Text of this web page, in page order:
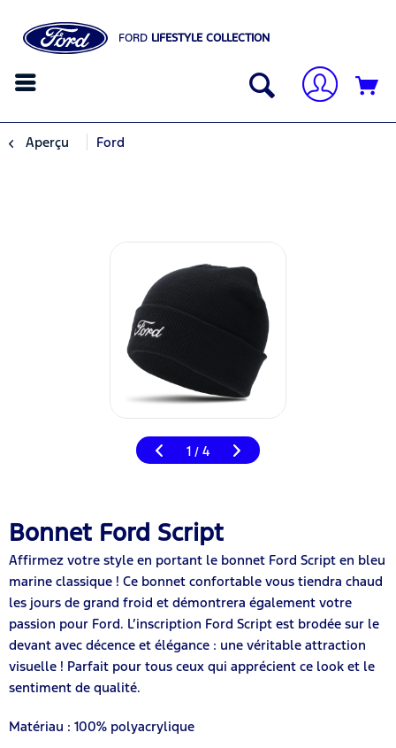
FORD LIFESTYLE COLLECTION
Aperçu Ford
1 / 4
Bonnet Ford Script
Affirmez votre style en portant le bonnet Ford Script en bleu
marine classique ! Ce bonnet confortable vous tiendra chaud
les jours de grand froid et démontrera également votre
passion pour Ford. L’inscription Ford Script est brodée sur le
devant avec décence et élégance : une véritable attraction
visuelle ! Parfait pour tous ceux qui apprécient ce look et le
sentiment de qualité.
Matériau : 100% polyacrylique